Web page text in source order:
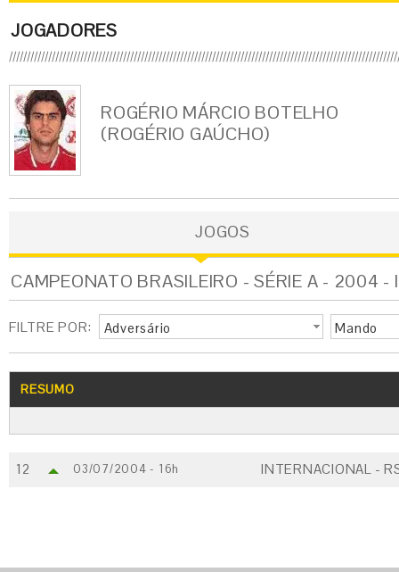
JOGADORES
ROGÉRIO MÁRCIO BOTELHO
(ROGÉRIO GAÚCHO)
JOGOS
CAMPEONATO BRASILEIRO - SÉRIE A - 2004 -
FILTRE POR: Adversário Mando
RESUMO
12 03/07/2004 - 16h INTERNACIONAL -